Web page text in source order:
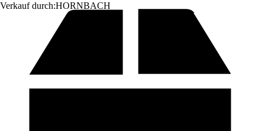
Verkauf durch:HORNBACH